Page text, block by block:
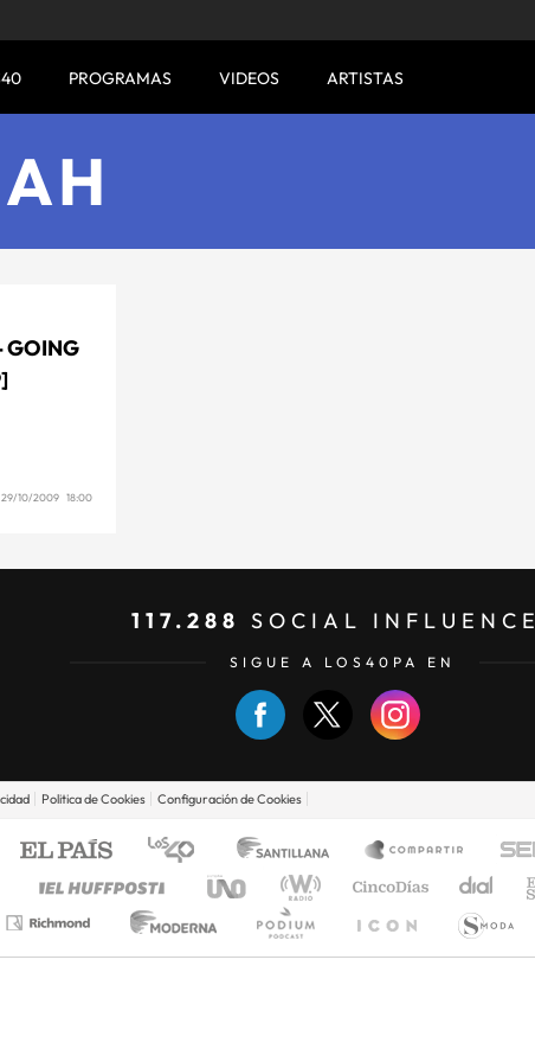
PROGRAMAS VIDEOS ARTISTAS
GOING
29/10/2009 18:00
117.288 SOCIAL INFLUENCE
SIGUE A LOS40PA EN
Politica de Cookies Configuración de Cookies